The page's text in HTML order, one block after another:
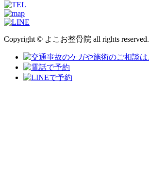
Copyright © よこお整骨院 all rights reserved.